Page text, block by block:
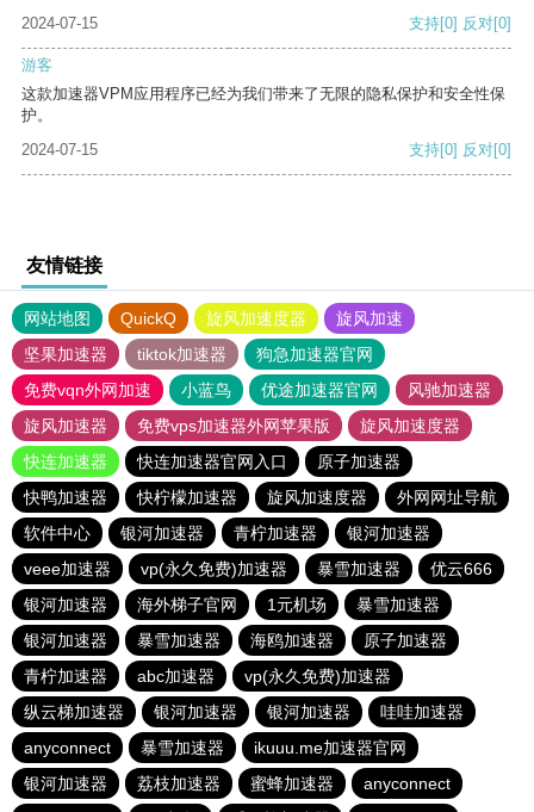
2024-07-15
支持[0] 反对[0]
游客
这款加速器VPM应用程序已经为我们带来了无限的隐私保护和安全性保
护。
2024-07-15
支持[0] 反对[0]
友情链接
网站地图 QuickQ 旋风加速度器
旋风加速
坚果加速器
tiktok加速器
狗急加速器官网
免费vqn外网加速
小蓝鸟 优途加速器官网
风驰加速器
旋风加速器
免费vps加速器外网苹果版
旋风加速度器
快连加速器
快连加速器官网入口
原子加速器
快鸭加速器
快柠檬加速器 旋风加速度器
外网网址导航
软件中心
银河加速器 青柠加速器
银河加速器
veee加速器
vp(永久免费)加速器 暴雪加速器
优云666
银河加速器
海外梯子官网 1元机场
暴雪加速器
银河加速器
暴雪加速器 海鸥加速器
原子加速器
青柠加速器
abc加速器
vp(永久免费)加速器
纵云梯加速器
银河加速器 银河加速器
哇哇加速器
anyconnect
暴雪加速器
ikuuu.me加速器官网
银河加速器
荔枝加速器 蜜蜂加速器
anyconnect